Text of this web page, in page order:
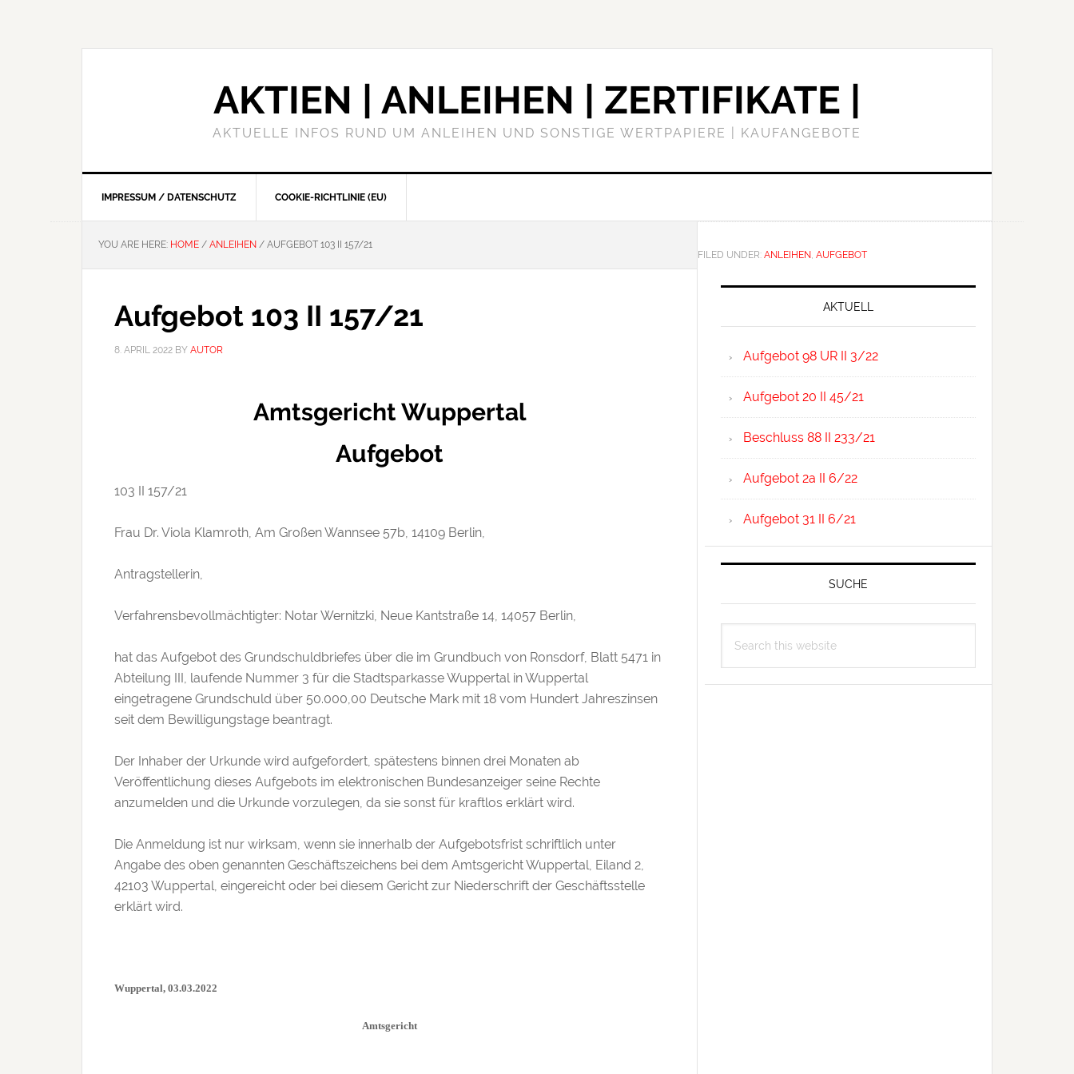
AKTIEN | ANLEIHEN | ZERTIFIKATE |
AKTUELLE INFOS RUND UM ANLEIHEN UND SONSTIGE WERTPAPIERE | KAUFANGEBOTE
IMPRESSUM / DATENSCHUTZ COOKIE-RICHTLINIE (EU)
YOU ARE HERE: HOME / ANLEIHEN / AUFGEBOT 103 II 157/21
Aufgebot 103 II 157/21
8. APRIL 2022 BY AUTOR
Amtsgericht Wuppertal
Aufgebot
103 II 157/​21
Frau Dr. Viola Klamroth, Am Großen Wannsee 57b, 14109 Berlin,
Antragstellerin,
Verfahrensbevollmächtigter: Notar Wernitzki, Neue Kantstraße 14, 14057 Berlin,
hat das Aufgebot des Grundschuldbriefes über die im Grundbuch von Ronsdorf, Blatt 5471 in
Abteilung III, laufende Nummer 3 für die Stadtsparkasse Wuppertal in Wuppertal
eingetragene Grundschuld über 50.000,00 Deutsche Mark mit 18 vom Hundert Jahreszinsen
seit dem Bewilligungstage beantragt.
Der Inhaber der Urkunde wird aufgefordert, spätestens binnen drei Monaten ab
Veröffentlichung dieses Aufgebots im elektronischen Bundesanzeiger seine Rechte
anzumelden und die Urkunde vorzulegen, da sie sonst für kraftlos erklärt wird.
Die Anmeldung ist nur wirksam, wenn sie innerhalb der Aufgebotsfrist schriftlich unter
Angabe des oben genannten Geschäftszeichens bei dem Amtsgericht Wuppertal, Eiland 2,
42103 Wuppertal, eingereicht oder bei diesem Gericht zur Niederschrift der Geschäftsstelle
erklärt wird.
Wuppertal, 03.03.2022
Amtsgericht
FILED UNDER: ANLEIHEN, AUFGEBOT
Primary
AKTUELL
Aufgebot 98 UR II 3/22
Aufgebot 20 II 45/21
Beschluss 88 II 233/21
Aufgebot 2a II 6/22
Aufgebot 31 II 6/21
SUCHE
this